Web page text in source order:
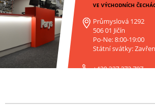
VE VÝCHODNÍCH
Průmyslová 1292
506 01 Jičín
Po-Ne: 8:00-19:00
Státní svátky:
+420 227 272 797